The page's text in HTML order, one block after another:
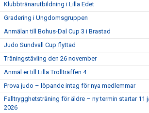
Klubbtränarutbildning i Lilla Edet
Gradering i Ungdomsgruppen
Anmälan till Bohus-Dal Cup 3 i Brastad
Judo Sundvall Cup flyttad
Träningstävling den 26 november
Anmäl er till Lilla Trollträffen 4
Prova judo – löpande intag för nya medlemmar
Falltrygghetsträning för äldre – ny termin startar 11
2026